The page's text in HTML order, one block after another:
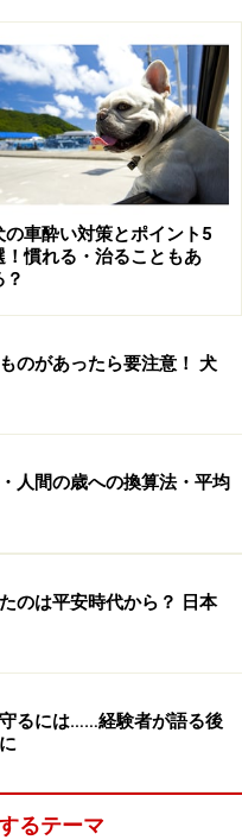
かる時間、道路の混み
に1回くらいの休憩はさ
憩できそうな場所をあら
。最近では高速のサー
されているところもあ
っているところもあり
もいいのではないでし
に慣れている必要があ
、
を持って行ったらいい
の車酔い対策とポイント5
！慣れる・治ることもあ
？
のがあったら要注意！ 犬
人間の歳への換算法・平均
のは平安時代から？ 日本
るには……経験者が語る後
るテーマ